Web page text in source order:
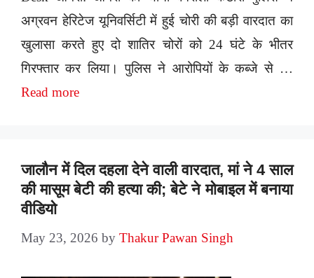
अग्रवन हेरिटेज यूनिवर्सिटी में हुई चोरी की बड़ी वारदात का
खुलासा करते हुए दो शातिर चोरों को 24 घंटे के भीतर
गिरफ्तार कर लिया। पुलिस ने आरोपियों के कब्जे से …
Read more
जालौन में दिल दहला देने वाली वारदात, मां ने 4 साल
की मासूम बेटी की हत्या की; बेटे ने मोबाइल में बनाया
वीडियो
May 23, 2026 by Thakur Pawan Singh